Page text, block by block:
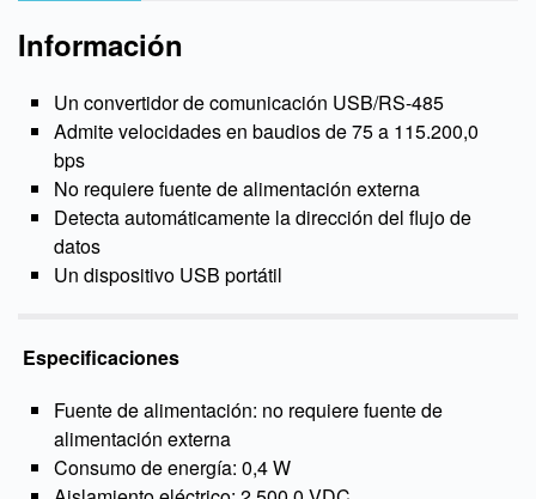
Información
Un convertidor de comunicación USB/RS-485
Admite velocidades en baudios de 75 a 115.200,0
bps
No requiere fuente de alimentación externa
Detecta automáticamente la dirección del flujo de
datos
Un dispositivo USB portátil
Especificaciones
Fuente de alimentación: no requiere fuente de
alimentación externa
Consumo de energía: 0,4 W